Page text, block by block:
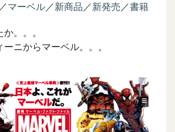
／マーベル／新商品 ／新発売 ／書籍
。。。
ニからマーベル。。。